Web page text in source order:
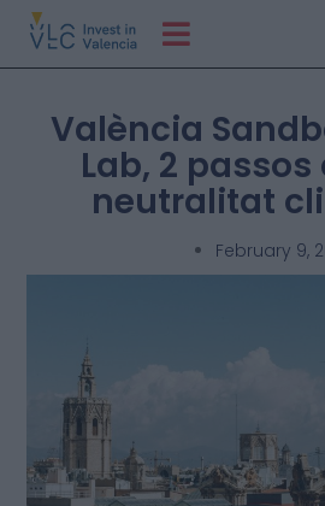
València
Lab, 2
neutralitat
February 9,